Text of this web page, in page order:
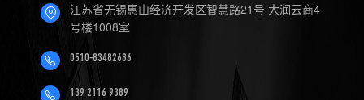
江苏省无锡惠山经济开发区智慧路21号 大润云商4
号楼1008室
0510-83482686
139 2116 9389